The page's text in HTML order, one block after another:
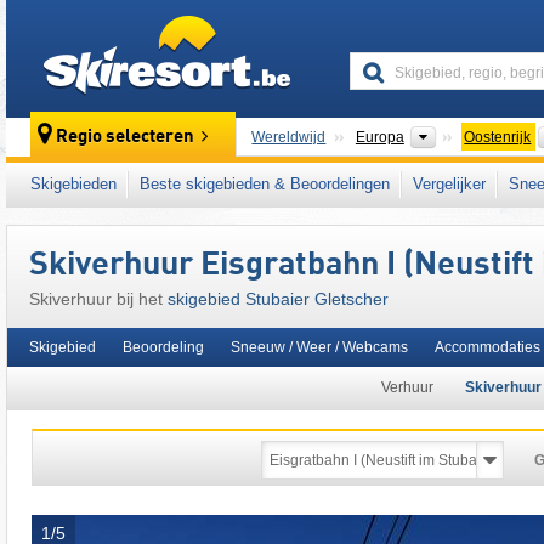
Regio selecteren Wereldwijd Europa Continenten
Oostenrijk
Dit skigebied ligt ook in: 5 Tiroolse gletsjers
Tiroler Alpen centrale
oostelijk deel van de Alpen, Alpen, West-
Skigebieden Beste skigebieden & Beoordelingen Vergelijker
Skiverhuur Eisgratbahn I (Neustift
Skiverhuur bij het skigebied Stubaier Gletscher
Skigebied Beoordeling Sneeuw / Weer / Webcams Accommodaties
Verhuur
1/5